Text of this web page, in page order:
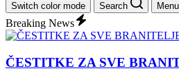
Switch color mode Search Menu
Breaking News
ČESTITKE ZA SVE